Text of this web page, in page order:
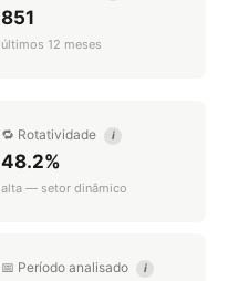
851
últimos 12 meses
🔁 Rotatividade i
48.2%
alta — setor dinâmico
📅 Período analisado i